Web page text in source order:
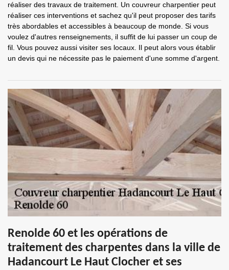
réaliser des travaux de traitement. Un couvreur charpentier peut
réaliser ces interventions et sachez qu'il peut proposer des tarifs
très abordables et accessibles à beaucoup de monde. Si vous
voulez d'autres renseignements, il suffit de lui passer un coup de
fil. Vous pouvez aussi visiter ses locaux. Il peut alors vous établir
un devis qui ne nécessite pas le paiement d'une somme d'argent.
Renolde 60 et les opérations de
traitement des charpentes dans la ville de
Hadancourt Le Haut Clocher et ses